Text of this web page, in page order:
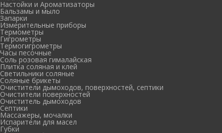
Настойки и Ароматизаторы
Бальзамы и мыло
Запарки
Измерительные приборы
Термометры
Гигрометры
Термогигрометры
Часы песочные
Соль розовая гималайская
Плитка соляная и клей
Светильники соляные
Соляные брикеты
Очистители дымоходов, поверхностей, септики
Очистители поверхностей
Очиститель дымоходов
Септики
Массажеры, мочалки
Испарители для масел
Губки